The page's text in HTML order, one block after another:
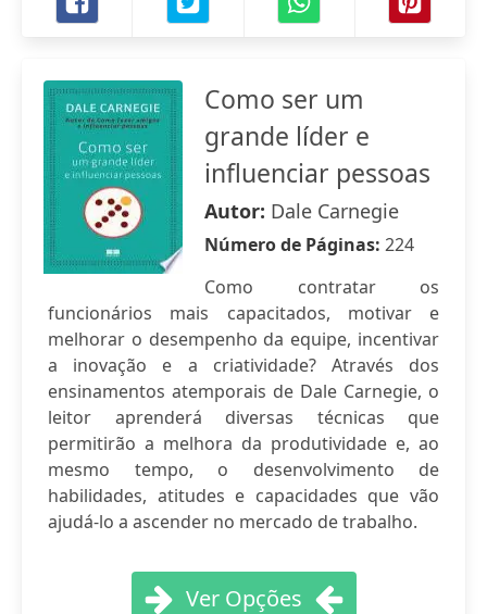
Como ser um
grande líder e
influenciar pessoas
Autor: Dale Carnegie
Número de Páginas: 224
Como contratar os
funcionários mais capacitados, motivar e
melhorar o desempenho da equipe, incentivar
a inovação e a criatividade? Através dos
ensinamentos atemporais de Dale Carnegie, o
leitor aprenderá diversas técnicas que
permitirão a melhora da produtividade e, ao
mesmo tempo, o desenvolvimento de
habilidades, atitudes e capacidades que vão
ajudá-lo a ascender no mercado de trabalho.
Ver Opções